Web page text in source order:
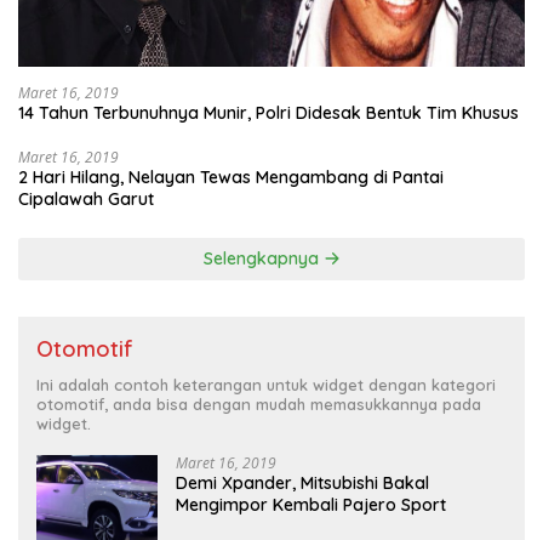
Maret 16, 2019
14 Tahun Terbunuhnya Munir, Polri Didesak Bentuk Tim Khusus
Maret 16, 2019
2 Hari Hilang, Nelayan Tewas Mengambang di Pantai
Cipalawah Garut
Selengkapnya
Otomotif
Ini adalah contoh keterangan untuk widget dengan kategori
otomotif, anda bisa dengan mudah memasukkannya pada
widget.
Maret 16, 2019
Demi Xpander, Mitsubishi Bakal
Mengimpor Kembali Pajero Sport